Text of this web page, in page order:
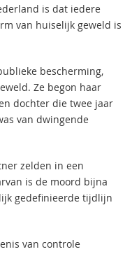
is dat iedere
van huiselijk geweld is
bescherming,
Ze begon haar
dochter die twee jaar
van dwingende
zelden in een
is de moord bijna
gedefinieerde tijdlijn
van controle